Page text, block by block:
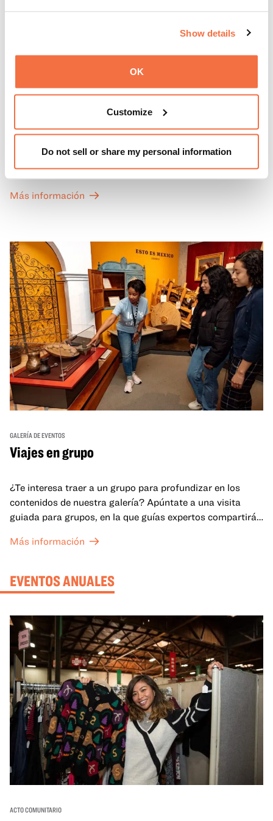
Show details
OK
Customize
Do not sell or share my personal information
PRIMEROS DOMINGOS
Primeros domingos
a las Galerías de Arte, Historia y Ciencias Naturales de
California del OMCA es gratuita y las entradas para las
a un precio reducido de 6 $.
Más información
GALERÍA DE EVENTOS
Viajes en grupo
¿Te interesa traer a un grupo para profundizar en los
contenidos de nuestra galería? Apúntate a una visita
guiada para grupos, en la que guías expertos compartirán
mejor lo que se expone en las galerías del OMCA.
Más información
EVENTOS ANUALES
ACTO COMUNITARIO